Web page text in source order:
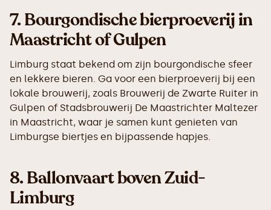
7.Bourgondische bierproeverij in
Maastricht of Gulpen
Limburg staat bekend om zijn bourgondische sfeer
en lekkere bieren. Ga voor een bierproeverij bij een
lokale brouwerij, zoals Brouwerij de Zwarte Ruiter in
Gulpen of Stadsbrouwerij De Maastrichter Maltezer
in Maastricht, waar je samen kunt genieten van
Limburgse biertjes en bijpassende hapjes.
8.Ballonvaart boven Zuid-
Limburg